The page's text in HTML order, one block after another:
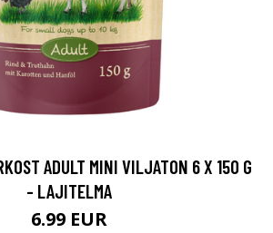
ADULT MINI VILJATON 6 X 150 G
- LAJITELMA
6.99 EUR